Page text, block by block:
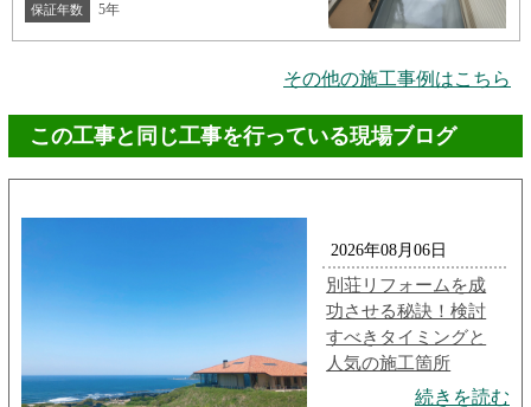
保証年数 5年
その他の施工事例はこちら
この工事と同じ工事を行っている現場ブログ
2026年08月06日
別荘リフォームを成
功させる秘訣！検討
すべきタイミングと
人気の施工箇所
続きを読む